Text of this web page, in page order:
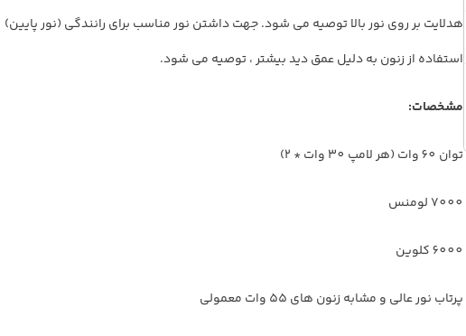
هدلایت بر روی نور بالا توصیه می شود. جهت داشتن نور مناسب برای رانندگی (نور پایین)
استفاده از زنون به دلیل عمق دید بیشتر ، توصیه می شود.
مشخصات:
توان 60 وات (هر لامپ 30 وات * 2)
7000 لومنس
6000 کلوین
پرتاب نور عالی و مشابه زنون های 55 وات معمولی